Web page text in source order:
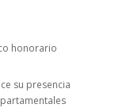
honorario
su presencia